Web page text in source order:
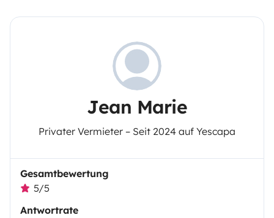
Jean Marie
Privater Vermieter – Seit 2024 auf Yescapa
Gesamtbewertung
5/5
Antwortrate